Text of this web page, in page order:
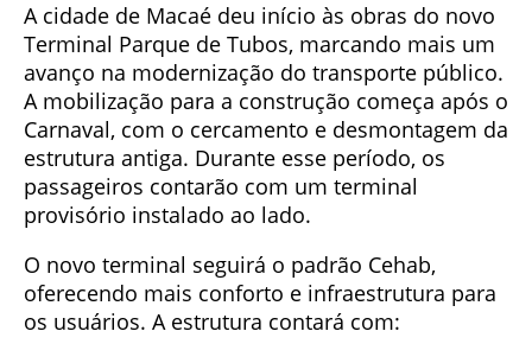
A cidade de Macaé deu início às obras do novo
Terminal Parque de Tubos, marcando mais um
avanço na modernização do transporte público.
A mobilização para a construção começa após o
Carnaval, com o cercamento e desmontagem da
estrutura antiga. Durante esse período, os
passageiros contarão com um terminal
provisório instalado ao lado.
O novo terminal seguirá o padrão Cehab,
oferecendo mais conforto e infraestrutura para
os usuários. A estrutura contará com: